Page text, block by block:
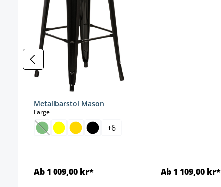
Metallbarstol Mason
Fargeselect
(Dette alternativet er foreløpig ikke tilgjengelig.)
+6
Ab 1 009,00 kr* Ab 1 109,00 kr*